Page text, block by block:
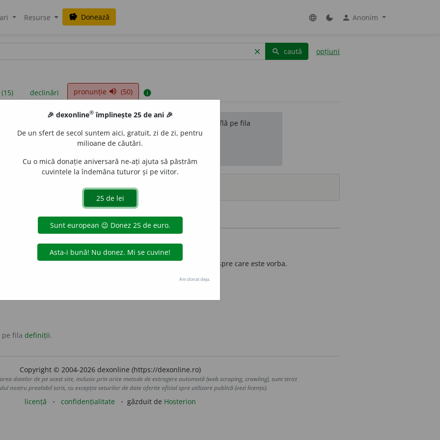
Resurse savings Donează language dark_mode person Anonim
clear search caută opțiuni
declinări pronunție volume_up (50) info
sunt compilate de echipa dexonline. Definițiile originale se află pe fila
reordona filele pe pagina depreferințe.
surse
feminin
o unitate administrativă.
adverbială Din localitate= (care este) din satul sau din orașul despre care este vorba.
pe fila definiții.
Copyright © 2004-2026 dexonline (https://dexonline.ro)
datelor de pe acest site, inclusiv prin orice metode de extragere automată (web scraping, crawling), sunt strict
nostru prealabil scris, cu excepția seturilor de date oferite oficial spre utilizare publică (vezi licența).
licență confidențialitate găzduit de Hosterion
🎉 dexonline® împlinește 25 de ani 🎉
De un sfert de secol suntem aici, gratuit, zi de zi, pentru
milioane de căutări.
Cu o mică donație aniversară ne-ați ajuta să păstrăm
cuvintele la îndemâna tuturor și pe viitor.
Am donat deja.